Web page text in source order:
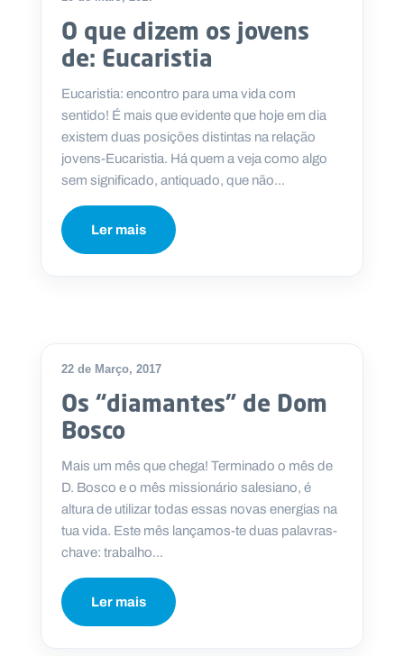
O que dizem os jovens
de: Eucaristia
Eucaristia: encontro para uma vida com
sentido! É mais que evidente que hoje em dia
existem duas posições distintas na relação
jovens-Eucaristia. Há quem a veja como algo
sem significado, antiquado, que não...
Ler mais
22 de Março, 2017
Os “diamantes” de Dom
Bosco
Mais um mês que chega! Terminado o mês de
D. Bosco e o mês missionário salesiano, é
altura de utilizar todas essas novas energias na
tua vida. Este mês lançamos-te duas palavras-
chave: trabalho...
Ler mais